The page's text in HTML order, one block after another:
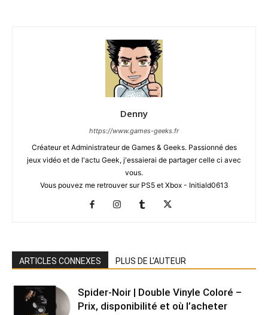
Denny
https://www.games-geeks.fr
Créateur et Administrateur de Games & Geeks. Passionné des
jeux vidéo et de l'actu Geek, j'essaierai de partager celle ci avec
vous.
Vous pouvez me retrouver sur PS5 et Xbox - Initiald0613
ARTICLES CONNEXES PLUS DE L'AUTEUR
Spider-Noir | Double Vinyle Coloré –
Prix, disponibilité et où l’acheter